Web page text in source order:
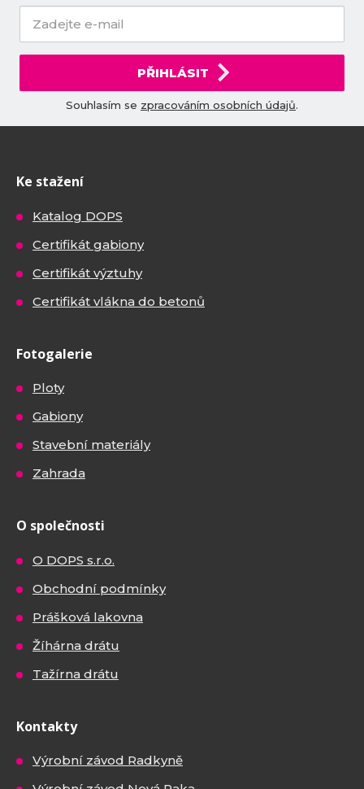
PŘIHLÁSIT
Souhlasím se zpracováním osobních údajů.
Ke stažení
Katalog DOPS
Certifikát gabiony
Certifikát výztuhy
Certifikát vlákna do betonů
Fotogalerie
Ploty
Gabiony
Stavební materiály
Zahrada
O společnosti
O DOPS s.r.o.
Obchodní podmínky
Prášková lakovna
Žíhárna drátu
Tažírna drátu
Kontakty
Výrobní závod Radkyně